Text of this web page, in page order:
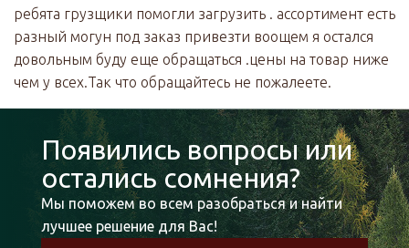
ребята грузщики помогли загрузить . ассортимент есть
разный могун под заказ привезти воощем я остался
довольным буду еще обращаться .цены на товар ниже
чем у всех.Так что обращайтесь не пожалеете.
Появились вопросы или
остались сомнения?
Мы поможем во всем разобраться и найти
лучшее решение для Вас!